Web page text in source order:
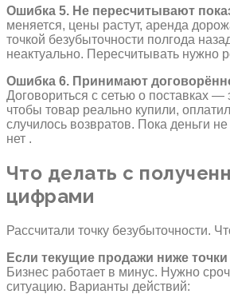
Ошибка 5. Не пересчитывают
меняется, цены растут, аренда
точкой безубыточности полгода
неактуально. Пересчитывать нужно
Ошибка 6. Принимают
Договориться с сетью о поставках
чтобы товар реально купили,
случилось возвратов. Пока деньги
нет .
Что делать с
цифрами
Рассчитали точку безубыточности.
Если текущие продажи ниже
Бизнес работает в минус. Нужно
ситуацию. Варианты действий: